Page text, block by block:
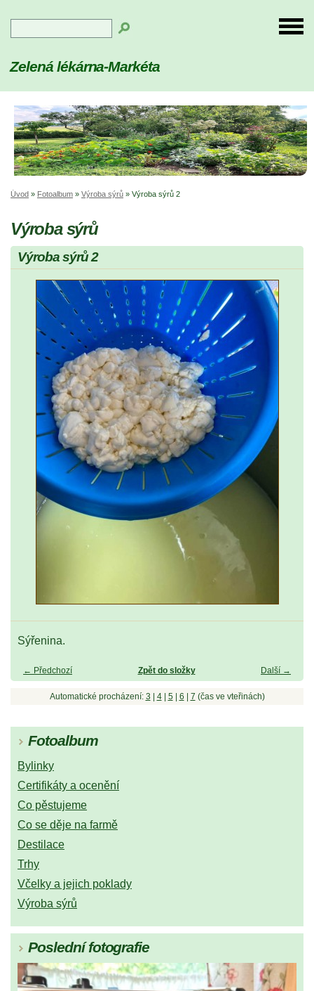
Zelená lékárna-Markéta
Úvod » Fotoalbum » Výroba sýrů » Výroba sýrů 2
Výroba sýrů
Výroba sýrů 2
Sýřenina.
← Předchozí Další →
Zpět do složky
Automatické procházení: 3 4| 5| 6 7 (čas ve vteřinách)
Fotoalbum
Bylinky
Certifikáty a ocenění
Co pěstujeme
Co se děje na farmě
Destilace
Trhy
Včelky a jejich poklady
Výroba sýrů
Poslední fotografie